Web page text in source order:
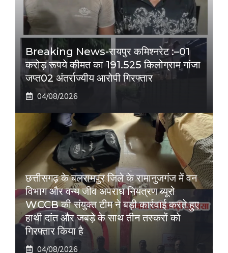
Breaking News-रायपुर कमिश्नरेट :–01
करोड़ रूपये कीमत का 191.525 किलोग्राम गांजा
जप्त02 अंतर्राज्यीय आरोपी गिरफ्तार
04/08/2026
छत्तीसगढ़ के बलरामपुर जिले के रामानुजगंज में वन
विभाग और वन्य जीव अपराध नियंत्रण ब्यूरो
WCCB की संयुक्त टीम ने बड़ी कार्रवाई करते हुए
हाथी दांत और जबड़े के साथ तीन तस्करों को
गिरफ्तार किया है
04/08/2026